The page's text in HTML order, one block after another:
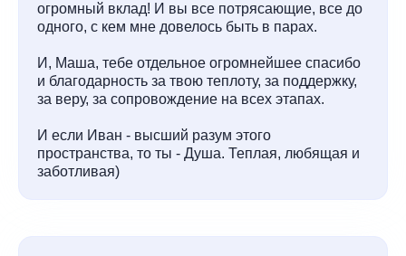
огромный вклад! И вы все потрясающие, все до
одного, с кем мне довелось быть в парах.
И, Маша, тебе отдельное огромнейшее спасибо
и благодарность за твою теплоту, за поддержку,
за веру, за сопровождение на всех этапах.
И если Иван - высший разум этого
пространства, то ты - Душа. Теплая, любящая и
заботливая)